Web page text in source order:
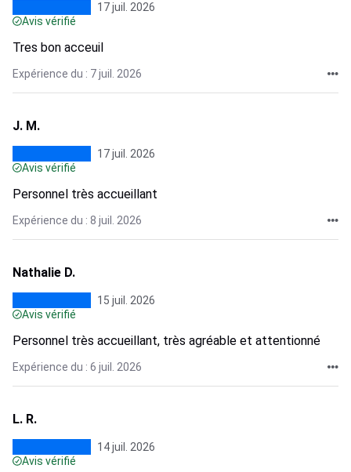
17 juil. 2026
Avis vérifié
Tres bon acceuil
Expérience du : 7 juil. 2026
J. M.
17 juil. 2026
Avis vérifié
Personnel très accueillant
Expérience du : 8 juil. 2026
Nathalie D.
15 juil. 2026
Avis vérifié
Personnel très accueillant, très agréable et attentionné
Expérience du : 6 juil. 2026
L. R.
14 juil. 2026
Avis vérifié